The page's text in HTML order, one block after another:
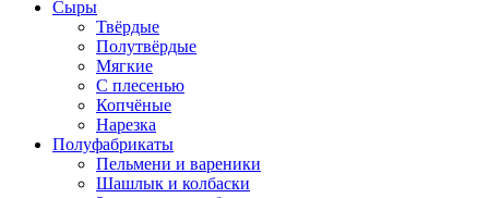
Сыры
Твёрдые
Полутвёрдые
Мягкие
С плесенью
Копчёные
Нарезка
Полуфабрикаты
Пельмени и вареники
Шашлык и колбаски